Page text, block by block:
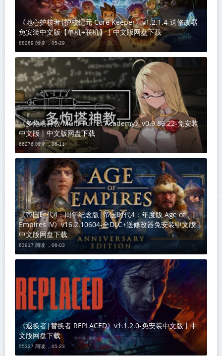
《地心护核者|护核纪元 Core Keeper》v1.2.1.4-送修改器
免安装中文版【单机+联机】丨中文版网盘下载
88269 阅读 ，05-29
《多炮塔神教 Multi Turret Academy》v0.9.86.22-免安装
中文版丨中文版网盘下载
66276 阅读 ，06-11
《帝国时代4：周年纪念版|帝国时代4：年度版 Age of
Empires IV》v16.2.10604-全DLC+送修改器免安装中文版丨
中文版网盘下载
63917 阅读 ， 06-03
《退换者|替换者 REPLACED》v1.1.2.0-免安装中文版丨中
文版网盘下载
55327 阅读 ， 05-23